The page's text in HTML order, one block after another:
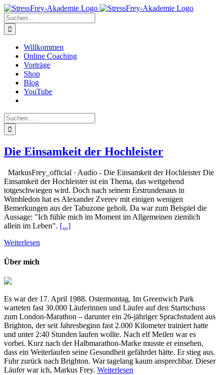
Zum
Inhalt
springen
Suche
nach:
Willkommen
Online Coaching
Vorträge
Shop
Blog
YouTube
Suche
nach:
Die Einsamkeit der Hochleister
MarkusFrey_official · Audio - Die Einsamkeit der Hochleister Die
Einsamkeit der Hochleister ist ein Thema, das weitgehend
totgeschwiegen wird. Doch nach seinem Erstrundenaus in
Wimbledon hat es Alexander Zverev mit einigen wenigen
Bemerkungen aus der Tabuzone geholt. Da war zum Beispiel die
Aussage: "Ich fühle mich im Moment im Allgemeinen ziemlich
allein im Leben". [...]
Weiterlesen
Über mich
Es war der 17. April 1988. Ostermontag. Im Greenwich Park
warteten fast 30.000 Läuferinnen und Läufer auf den Startschuss
zum London-Marathon – darunter ein 26-jähriger Sprachstudent aus
Brighton, der seit Jahresbeginn fast 2.000 Kilometer trainiert hatte
und unter 2:40 Stunden laufen wollte. Nach elf Meilen war es
vorbei. Kurz nach der Halbmarathon-Marke musste er einsehen,
dass ein Weiterlaufen seine Gesundheit gefährdet hätte. Er stieg aus.
Fuhr zurück nach Brighton. War tagelang kaum ansprechbar. Dieser
Läufer war ich, Markus Frey. Weiterlesen